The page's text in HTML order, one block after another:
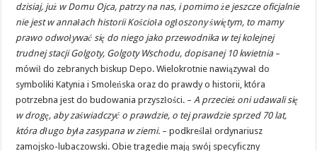
dzisiaj, już w Domu Ojca, patrzy na nas, i pomimo że jeszcze oficjalnie
nie jest w annałach historii Kościoła ogłoszony świętym, to mamy
prawo odwoływać się do niego jako przewodnika w tej kolejnej
trudnej stacji Golgoty, Golgoty Wschodu, dopisanej 10 kwietnia –
mówił do zebranych biskup Depo. Wielokrotnie nawiązywał do
symboliki Katynia i Smoleńska oraz do prawdy o historii, która
potrzebna jest do budowania przyszłości. –A przecież oni udawali się
w drogę, aby zaświadczyć o prawdzie, o tej prawdzie sprzed 70 lat,
która długo była zasypana w ziemi. – podkreślał ordynariusz
zamojsko-lubaczowski. Obie tragedie mają swój specyficzny